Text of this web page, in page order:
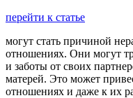
перейти к статье
могут стать причиной
отношениях. Они могут
и заботы от своих
матерей. Это может
отношениях и даже к их